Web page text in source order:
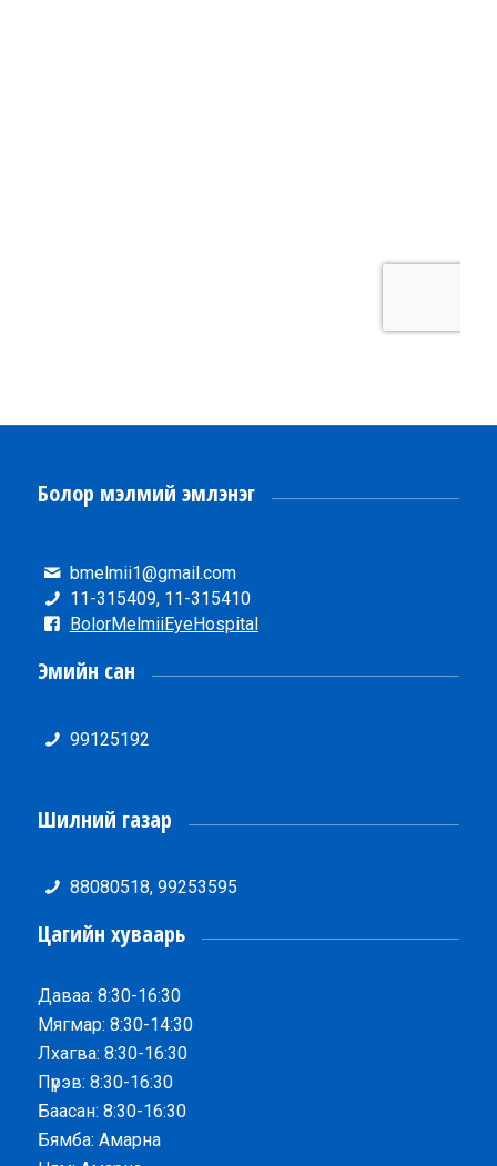
Болор мэлмий эмлэнэг
bmelmii1@gmail.com
11-315409, 11-315410
BolorMelmiiEyeHospital
Эмийн сан
99125192
Шилний газар
88080518, 99253595
Цагийн хуваарь
Даваа: 8:30-16:30
Мягмар: 8:30-14:30
Лхагва: 8:30-16:30
Пүрэв: 8:30-16:30
Баасан: 8:30-16:30
Бямба: Амарна